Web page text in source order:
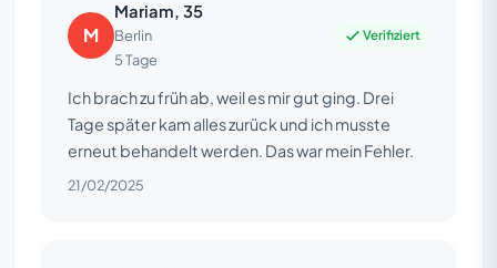
M
Mariam, 35
Berlin
5 Tage
Verifiziert
Ich brach zu früh ab, weil es mir gut ging. Drei
Tage später kam alles zurück und ich musste
erneut behandelt werden. Das war mein Fehler.
21/02/2025